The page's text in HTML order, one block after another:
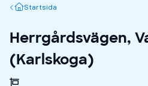
Startsida
Startsida
Herrgårdsvägen,
(Karlskoga)